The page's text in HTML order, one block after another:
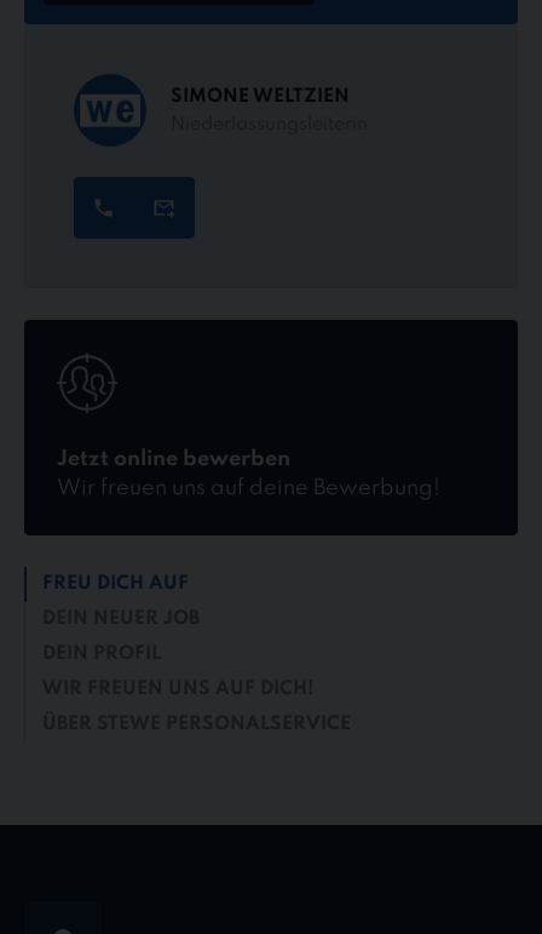
SIMONE WELTZIEN
Jetzt online bewerben
Wir freuen uns auf deine Bewerbung!
online
bewerben
FREU DICH AUF